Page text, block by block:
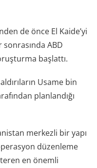
de önce El Kaide’yi
sonrasında ABD
başlattı.
Usame bin
planlandığı
merkezli bir yapı
düzenleme
en önemli